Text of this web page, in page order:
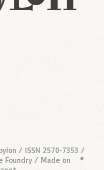
/ ISSN 2570-7353 /
Foundry / Made on